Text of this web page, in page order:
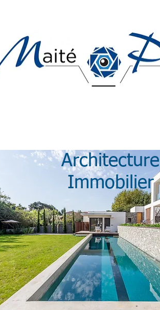
Architecture
Immobilier